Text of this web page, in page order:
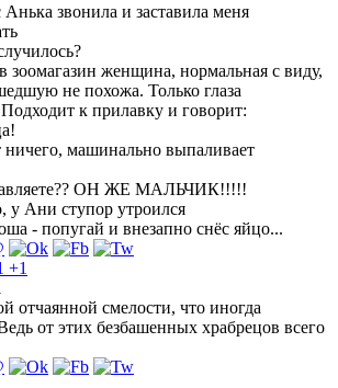
Анька звонила и заставила меня
зоомагазин женщина, нормальная с виду,
не похожа. Только глаза
к прилавку и говорит:
машинально выпаливает
ОН ЖЕ МАЛЬЧИК!!!!!
у Ани ступор утроился
- попугай и внезапно снёс яйцо...
+1
отчаянной смелости, что иногда
от этих безбашенных храбрецов всего